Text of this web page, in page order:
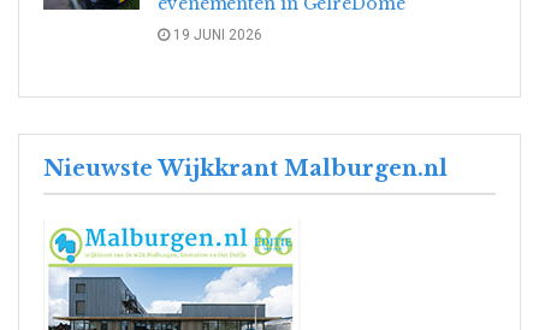
19 JUNI 2026
Nieuwste Wijkkrant Malburgen.nl